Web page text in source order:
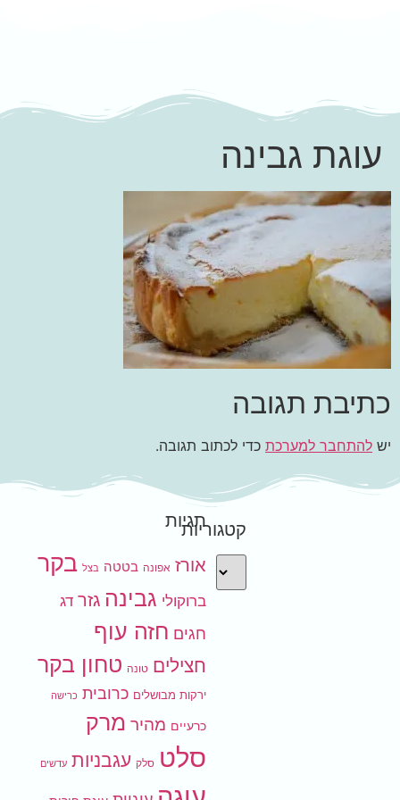
עוגת גבינה
כתיבת תגובה
יש להתחבר למערכת כדי לכתוב תגובה.
קטגוריות
תגיות
אורז אפונה בטטה בצל בקר
ברוקולי גבינה גזר דג
חגים חזה עוף
חצילים טונה טחון בקר
ירקות מבושלים כרובית כרישה
כרעיים מהיר מרק
סלט סלק עגבניות עדשים